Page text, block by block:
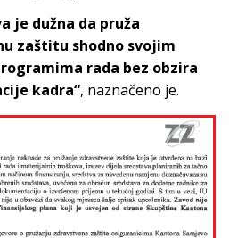
je dužna da pruža
zaštitu shodno svojim
rada bez obzira
kadra“, naznačeno je.